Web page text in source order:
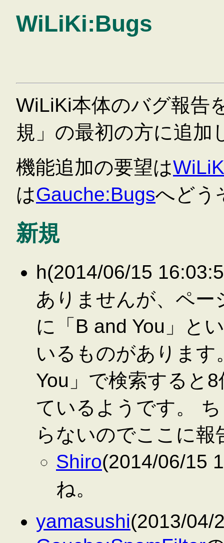
WiLiKi:Bugs
WiLiKi本体のバグ報告
規」の最初の方に追加
機能追加の要望は
はGauche:Bugsへどう
新規
h(2014/06/15
ありませんが、ペー
に「B and You」と
いるものがあります
You」で検索すると
ているようです。
らないのでここに報
Shiro(2014/06/15
ね。
yamasushi(2013/04/